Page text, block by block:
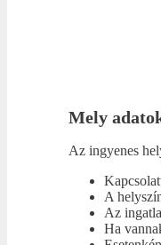
Mely
Az ingyenes
A
Az
Ha